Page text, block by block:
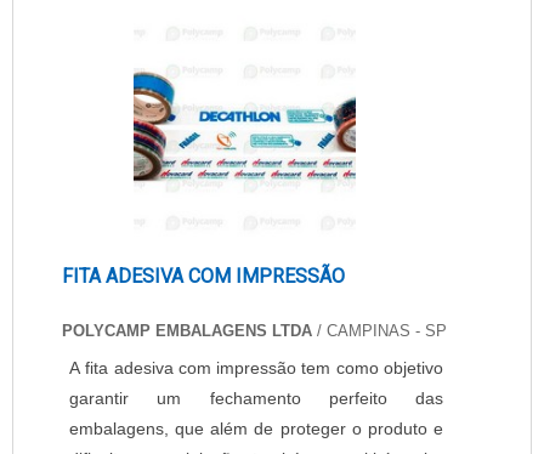
FITA ADESIVA COM IMPRESSÃO
POLYCAMP EMBALAGENS LTDA / CAMPINAS - SP
A fita adesiva com impressão tem como objetivo
garantir um fechamento perfeito das
embalagens, que além de proteger o produto e